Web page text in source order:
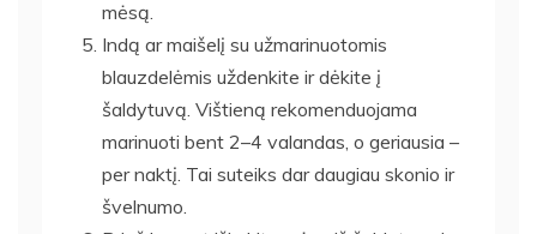
mėsą.
Indą ar maišelį su užmarinuotomis
blauzdelėmis uždenkite ir dėkite į
šaldytuvą. Vištieną rekomenduojama
marinuoti bent 2–4 valandas, o geriausia –
per naktį. Tai suteiks dar daugiau skonio ir
švelnumo.